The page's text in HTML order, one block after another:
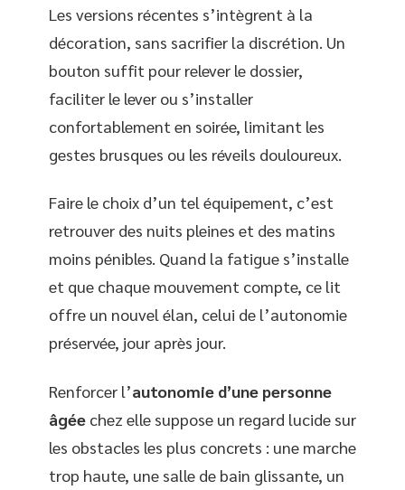
Les versions récentes s’intègrent à la
décoration, sans sacrifier la discrétion. Un
bouton suffit pour relever le dossier,
faciliter le lever ou s’installer
confortablement en soirée, limitant les
gestes brusques ou les réveils douloureux.
Faire le choix d’un tel équipement, c’est
retrouver des nuits pleines et des matins
moins pénibles. Quand la fatigue s’installe
et que chaque mouvement compte, ce lit
offre un nouvel élan, celui de l’autonomie
préservée, jour après jour.
Renforcer l’autonomie d’une personne
âgée chez elle suppose un regard lucide sur
les obstacles les plus concrets : une marche
trop haute, une salle de bain glissante, un